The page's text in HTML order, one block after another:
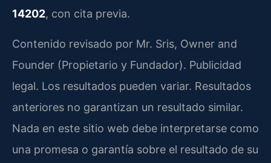
14202, con cita previa.
Contenido revisado por Mr. Sris, Owner and
Founder (Propietario y Fundador). Publicidad
legal. Los resultados pueden variar. Resultados
anteriores no garantizan un resultado similar.
Nada en este sitio web debe interpretarse como
una promesa o garantía sobre el resultado de su